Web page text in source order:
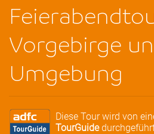
Vorgebirge
Umgebung
Diese Tour wird von
TourGuide